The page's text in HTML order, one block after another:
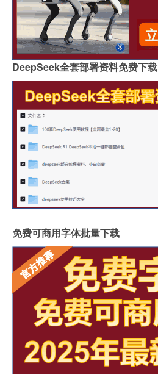
DeepSeek全套部署资料免费下载
免费可商用字体批量下载